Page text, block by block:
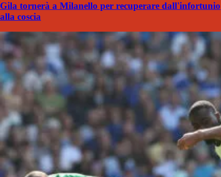
Gila tornerà a Milanello per recuperare dall'infortunio
alla coscia